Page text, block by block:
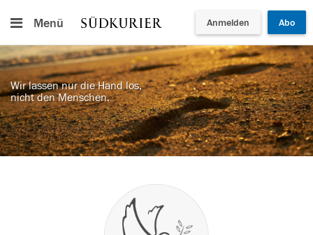
Menü Anmelden Abo
Wir lassen nur die Hand los,
nicht den Menschen.